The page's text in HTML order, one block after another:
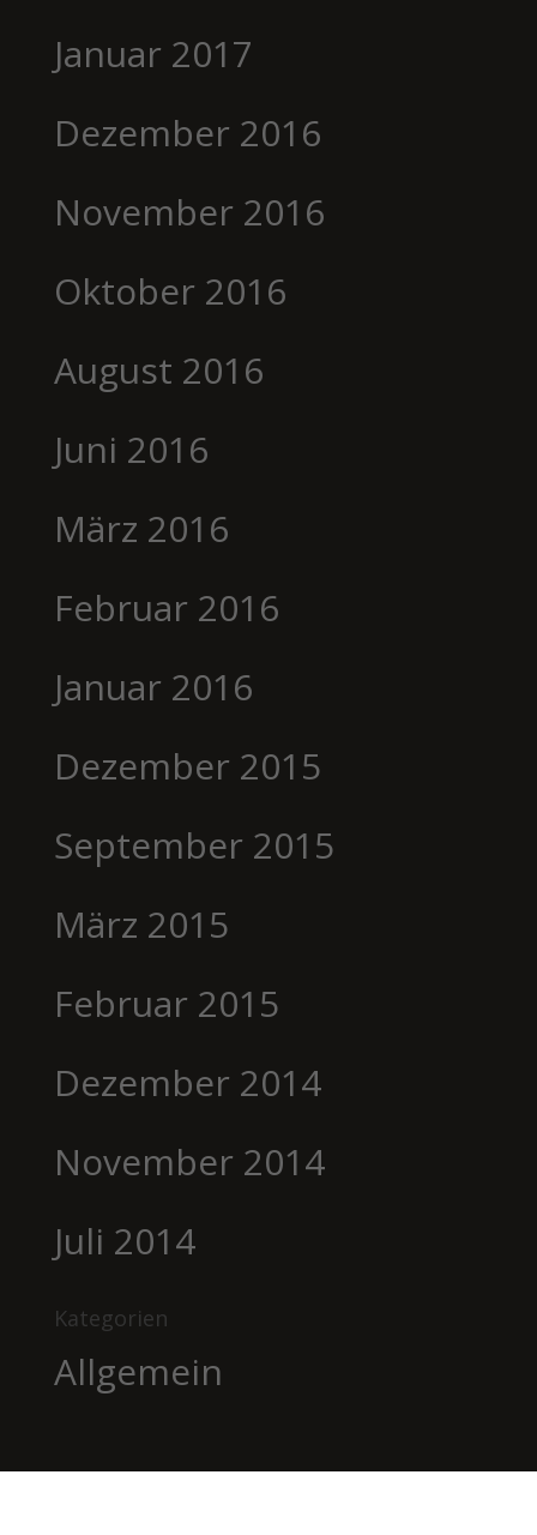
Januar 2017
Dezember 2016
November 2016
Oktober 2016
August 2016
Juni 2016
März 2016
Februar 2016
Januar 2016
Dezember 2015
September 2015
März 2015
Februar 2015
Dezember 2014
November 2014
Juli 2014
Kategorien
Allgemein